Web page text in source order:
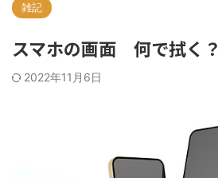
雑記
スマホの画面 何で拭く？
2022年11月6日